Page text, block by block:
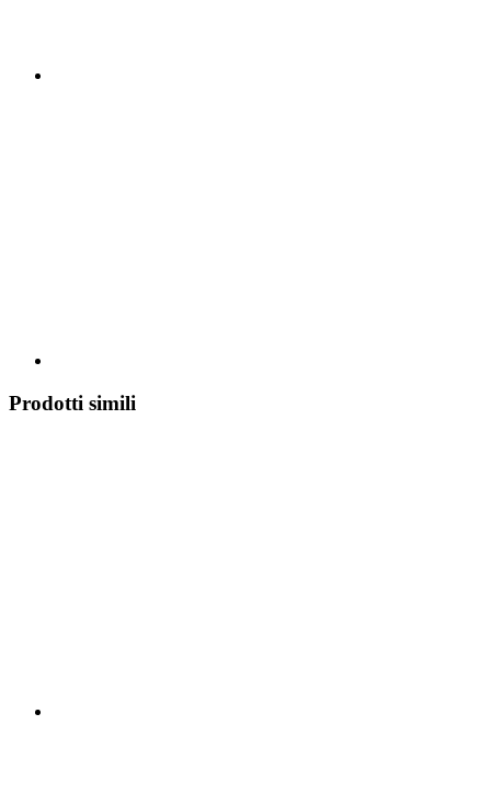
Prodotti simili